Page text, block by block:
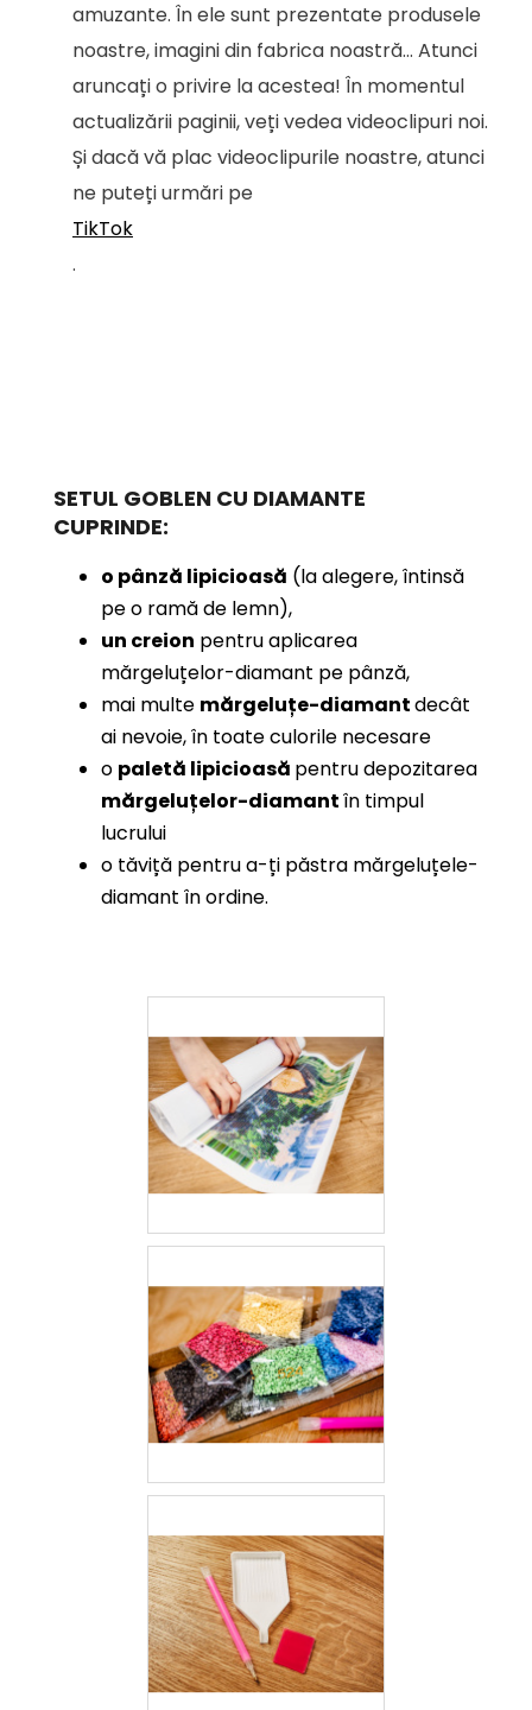
amuzante. În ele sunt prezentate produsele
noastre, imagini din fabrica noastră... Atunci
aruncați o privire la acestea! În momentul
actualizării paginii, veți vedea videoclipuri noi.
Și dacă vă plac videoclipurile noastre, atunci
ne puteți urmări pe
TikTok
.
SETUL GOBLEN CU DIAMANTE
CUPRINDE:
o pânză lipicioasă (la alegere, întinsă
pe o ramă de lemn),
un creion pentru aplicarea
mărgeluțelor-diamant pe pânză,
mai multe mărgeluțe-diamantdecât
ai nevoie, în toate culorile necesare
o paletă lipicioasă pentru depozitarea
mărgeluțelor-diamantîn timpul
lucrului
o tăviță pentru a-ți păstra mărgeluțele-
diamant în ordine.